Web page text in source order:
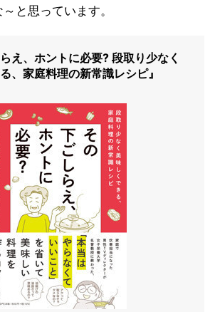
と思っています。
え、ホントに必要? 段取り少なく
、家庭料理の新常識レシピ』